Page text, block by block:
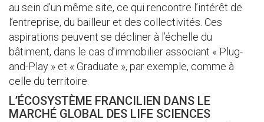
au sein d’un même site, ce qui rencontre l’intérêt de
l’entreprise, du bailleur et des collectivités. Ces
aspirations peuvent se décliner à l’échelle du
bâtiment, dans le cas d’immobilier associant « Plug-
and-Play » et « Graduate », par exemple, comme à
celle du territoire.
L’ÉCOSYSTÈME FRANCILIEN DANS LE
MARCHÉ GLOBAL DES LIFE SCIENCES